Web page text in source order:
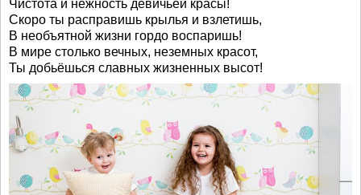
Чистота и нежность девичьей красы!
Скоро ты расправишь крылья и взлетишь,
В необъятной жизни гордо воспаришь!
В мире столько вечных, неземных красот,
Ты добьёшься славных жизненных высот!